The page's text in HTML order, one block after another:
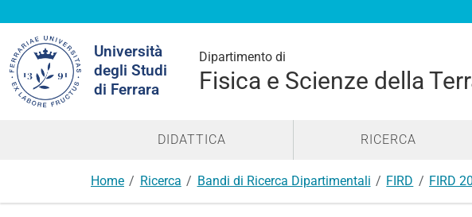
Università
degli Studi
di Ferrara
Dipartimento di
Fisica e Scienze della
nel
sito
DIDATTICA RICERCA
Home Ricerca Bandi di Ricerca Dipartimentali FIRD FIRD